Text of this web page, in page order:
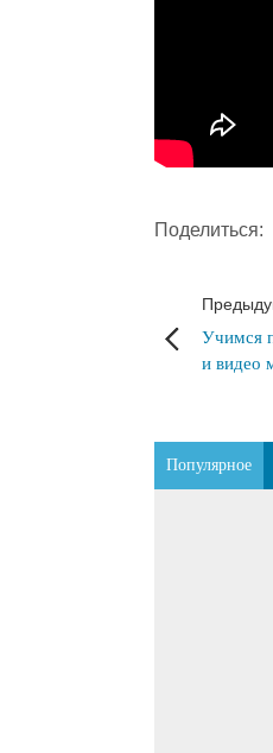
Поделиться:
Учимся
и видео
Популярное